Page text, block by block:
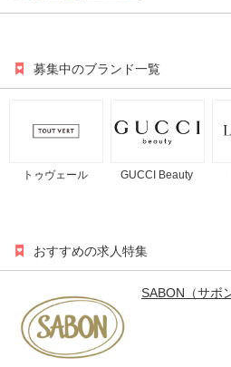
募集中のブランド一覧
トゥヴェール GUCCI Beauty
おすすめの求人特集
SABON（サボ